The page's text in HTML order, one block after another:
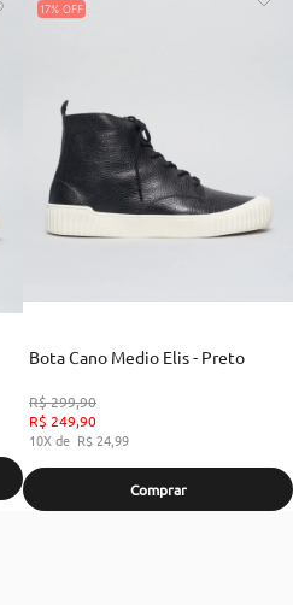
17%
Bota Cano Medio Elis - Preto
R$299,90
R$ 249,90
10
R$ 24,99
Comprar